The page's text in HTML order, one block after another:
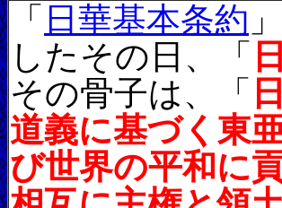
「 日華基本条約
したその日、「
その骨子は、「
道義に基づく東
び世界の平和に